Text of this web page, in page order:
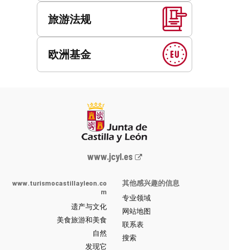
旅游法规
欧洲基金
Junta
y
León
网
站
门
户
www.jcyl.es
www.turismocastillayleon.co
m
遗产与文化
美食旅游和美食
自然
发现它
其他感兴趣的信息
专业领域
网站地图
联系表
搜索